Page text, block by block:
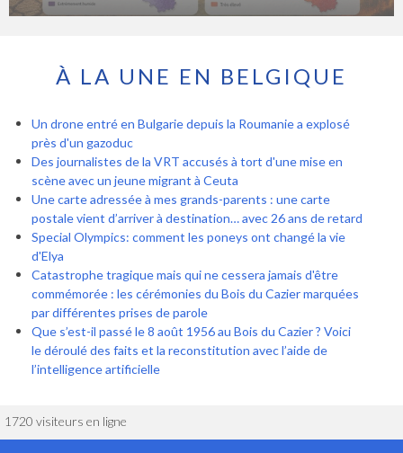
À LA UNE EN BELGIQUE
Un drone entré en Bulgarie depuis la Roumanie a explosé
près d'un gazoduc
Des journalistes de la VRT accusés à tort d'une mise en
scène avec un jeune migrant à Ceuta
Une carte adressée à mes grands-parents : une carte
postale vient d’arriver à destination… avec 26 ans de retard
Special Olympics: comment les poneys ont changé la vie
d'Elya
Catastrophe tragique mais qui ne cessera jamais d'être
commémorée : les cérémonies du Bois du Cazier marquées
par différentes prises de parole
Que s’est-il passé le 8 août 1956 au Bois du Cazier ? Voici
le déroulé des faits et la reconstitution avec l’aide de
l’intelligence artificielle
1720 visiteurs en ligne